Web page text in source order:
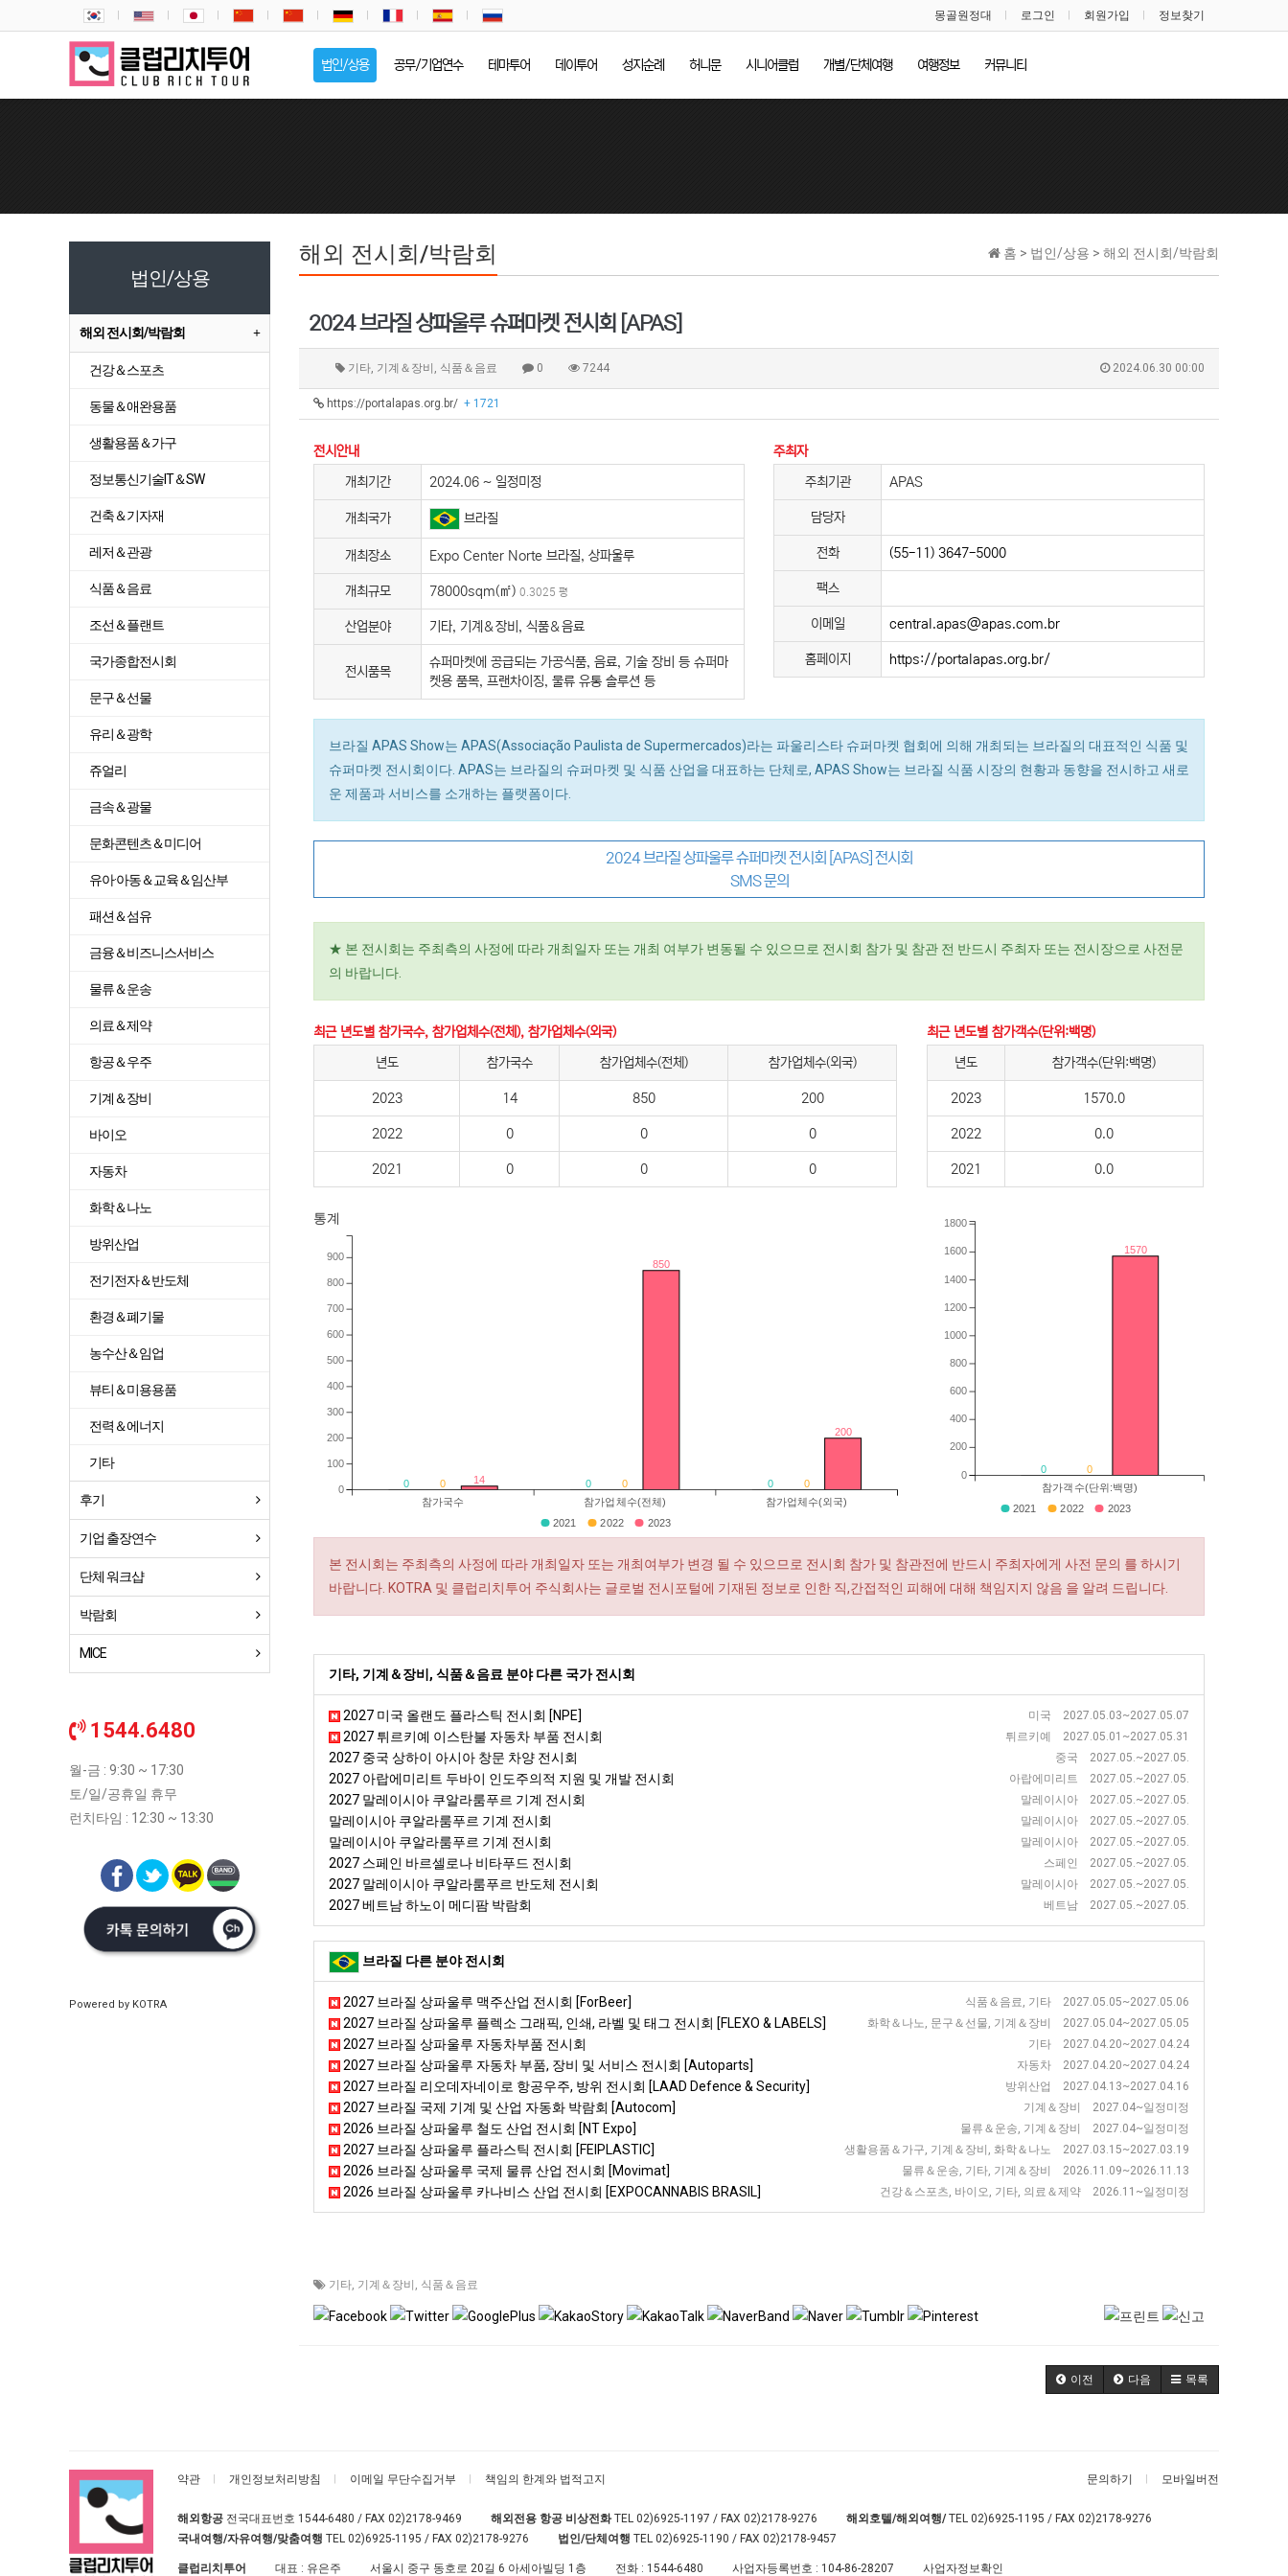
몽골원정대 로그인 회원가입 정보찾기
법인/상용 공무/기업연수 테마투어 데이투어 성지순례 허니문 시니어클럽 개별/단체여행 여행정보 커뮤니티
홈 > 법인/상용 > 해외 전시회/박람회
해외 전시회/박람회
2024 브라질 상파울루 슈퍼마켓 전시회 [APAS]
기타, 기계＆장비, 식품＆음료 0 7244 2024.06.30 00:00
https://portalapas.org.br/ + 1721
전시안내
개최기간
2024.06 ~ 일정미정
개최국가 브라질
개최장소 Expo Center Norte 브라질, 상파울루
개최규모 78000sqm(㎡) 0.3025 평
산업분야 기타, 기계＆장비, 식품＆음료
전시품목
슈퍼마켓에 공급되는 가공식품, 음료, 기술 장비 등 슈퍼마
켓용 품목, 프랜차이징, 물류 유통 솔루션 등
주최자
주최기관
APAS
담당자
전화 (55-11) 3647-5000
팩스
이메일 central.apas@apas.com.br
홈페이지 https://portalapas.org.br/
브라질 APAS Show는 APAS(Associação Paulista de Supermercados)라는 파울리스타 슈퍼마켓 협회에 의해 개최되는 브라질의 대표적인 식품 및
슈퍼마켓 전시회이다. APAS는 브라질의 슈퍼마켓 및 식품 산업을 대표하는 단체로, APAS Show는 브라질 식품 시장의 현황과 동향을 전시하고 새로
운 제품과 서비스를 소개하는 플랫폼이다.
2024 브라질 상파울루 슈퍼마켓 전시회 [APAS] 전시회
SMS 문의
★ 본 전시회는 주최측의 사정에 따라 개최일자 또는 개최 여부가 변동될 수 있으므로 전시회 참가 및 참관 전 반드시 주최자 또는 전시장으로 사전문
의 바랍니다.
최근 년도별 참가국수, 참가업체수(전체), 참가업체수(외국)
년도
참가국수 참가업체수(전체) 참가업체수(외국)
2023 14 850 200
2022 0 0 0
2021 0 0 0
최근 년도별 참가객수(단위:백명)
년도
참가객수(단위:백명)
2023 1570.0
2022 0.0
2021 0.0
통계
0 0 0
0 0 0
14
850
200
참가국수 참가업체수(전체) 참가업체수(외국)
0
100
200
300
400
500
600
700
800
900
2021 2022 2023
0 0
1570
참가객수(단위:백명)
0
200
400
600
800
1000
1200
1400
1600
1800
2021 2022 2023
본 전시회는 주최측의 사정에 따라 개최일자 또는 개최여부가 변경 될 수 있으므로 전시회 참가 및 참관전에 반드시 주최자에게 사전 문의 를 하시기
바랍니다. KOTRA 및 클럽리치투어 주식회사는 글로벌 전시포털에 기재된 정보로 인한 직,간접적인 피해에 대해 책임지지 않음 을 알려 드립니다.
기타, 기계＆장비, 식품＆음료 분야 다른 국가 전시회
미국 2027.05.03~2027.05.07
2027 미국 올랜도 플라스틱 전시회 [NPE]
튀르키예 2027.05.01~2027.05.31
2027 튀르키예 이스탄불 자동차 부품 전시회
중국 2027.05.~2027.05.
2027 중국 상하이 아시아 창문 차양 전시회
아랍에미리트 2027.05.~2027.05.
2027 아랍에미리트 두바이 인도주의적 지원 및 개발 전시회
말레이시아 2027.05.~2027.05.
2027 말레이시아 쿠알라룸푸르 기계 전시회
말레이시아 2027.05.~2027.05.
말레이시아 쿠알라룸푸르 기계 전시회
말레이시아 2027.05.~2027.05.
말레이시아 쿠알라룸푸르 기계 전시회
스페인 2027.05.~2027.05.
2027 스페인 바르셀로나 비타푸드 전시회
말레이시아 2027.05.~2027.05.
2027 말레이시아 쿠알라룸푸르 반도체 전시회
베트남 2027.05.~2027.05.
2027 베트남 하노이 메디팜 박람회
브라질 다른 분야 전시회
식품＆음료, 기타 2027.05.05~2027.05.06
2027 브라질 상파울루 맥주산업 전시회 [ForBeer]
화학＆나노, 문구＆선물, 기계＆장비 2027.05.04~2027.05.05
2027 브라질 상파울루 플렉소 그래픽, 인쇄, 라벨 및 태그 전시회 [FLEXO & LABELS]
기타 2027.04.20~2027.04.24
2027 브라질 상파울루 자동차부품 전시회
자동차 2027.04.20~2027.04.24
2027 브라질 상파울루 자동차 부품, 장비 및 서비스 전시회 [Autoparts]
방위산업 2027.04.13~2027.04.16
2027 브라질 리오데자네이로 항공우주, 방위 전시회 [LAAD Defence & Security]
기계＆장비 2027.04~일정미정
2027 브라질 국제 기계 및 산업 자동화 박람회 [Autocom]
물류＆운송, 기계＆장비 2027.04~일정미정
2026 브라질 상파울루 철도 산업 전시회 [NT Expo]
생활용품＆가구, 기계＆장비, 화학＆나노 2027.03.15~2027.03.19
2027 브라질 상파울루 플라스틱 전시회 [FEIPLASTIC]
물류＆운송, 기타, 기계＆장비 2026.11.09~2026.11.13
2026 브라질 상파울루 국제 물류 산업 전시회 [Movimat]
건강＆스포츠, 바이오, 기타, 의료＆제약 2026.11~일정미정
2026 브라질 상파울루 카나비스 산업 전시회 [EXPOCANNABIS BRASIL]
기타, 기계＆장비 , 식품＆음료
이전 다음 목록
법인/상용
해외 전시회/박람회
건강＆스포츠
동물＆애완용품
생활용품＆가구
정보통신기술IT＆SW
건축＆기자재
레저＆관광
식품＆음료
조선＆플랜트
국가종합전시회
문구＆선물
유리＆광학
쥬얼리
금속＆광물
문화콘텐츠＆미디어
유아·아동＆교육＆임산부
패션＆섬유
금융＆비즈니스서비스
물류＆운송
의료＆제약
항공＆우주
기계＆장비
바이오
자동차
화학＆나노
방위산업
전기전자＆반도체
환경＆폐기물
농수산＆임업
뷰티＆미용용품
전력＆에너지
기타
후기
기업 출장연수
단체 워크샵
박람회
MICE
1544.6480
월-금 : 9:30 ~ 17:30
토/일/공휴일 휴무
런치타임 : 12:30 ~ 13:30
Powered by KOTRA
약관 개인정보처리방침 이메일 무단수집거부 책임의 한계와 법적고지 문의하기 모바일버전
해외항공전국대표번호 1544-6480 / FAX 02)2178-9469 해외전용 항공 비상전화TEL 02)6925-1197 / FAX 02)2178-9276 해외호텔/해외여행/TEL 02)6925-1195 / FAX 02)2178-9276
국내여행/자유여행/맞춤여행 TEL 02)6925-1195 / FAX 02)2178-9276 법인/단체여행 TEL 02)6925-1190 / FAX 02)2178-9457
클럽리치투어 대표 : 유은주 서울시 중구 동호로 20길 6 아세아빌딩 1층 전화 : 1544-6480 사업자등록번호 : 104-86-28207 사업자정보확인